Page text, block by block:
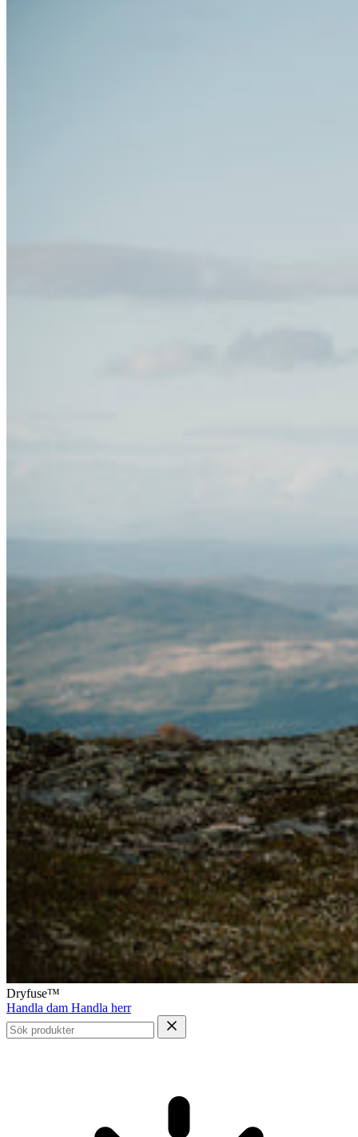
Dryfuse™
Handla dam Handla herr